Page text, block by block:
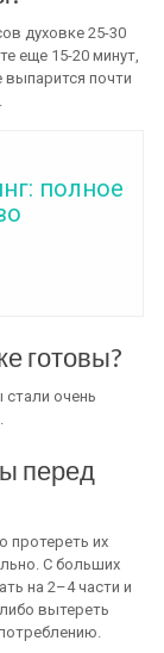
духовке 25-30
еще 15-20 минут,
выпарится почти
полное
готовы?
стали очень
перед
протереть их
С больших
на 2–4 части и
вытереть